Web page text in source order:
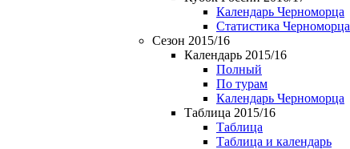
Календарь Черноморца
Статистика Черноморца
Сезон 2015/16
Календарь 2015/16
Полный
По турам
Календарь Черноморца
Таблица 2015/16
Таблица
Таблица и календарь